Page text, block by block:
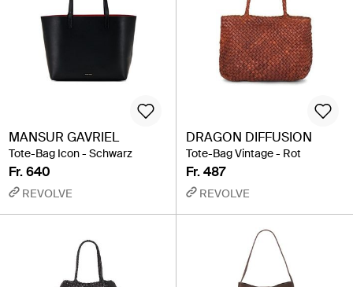
MANSUR GAVRIEL
Tote-Bag Icon - Schwarz
Fr. 640
REVOLVE
DRAGON DIFFUSION
Tote-Bag Vintage - Rot
Fr. 487
REVOLVE